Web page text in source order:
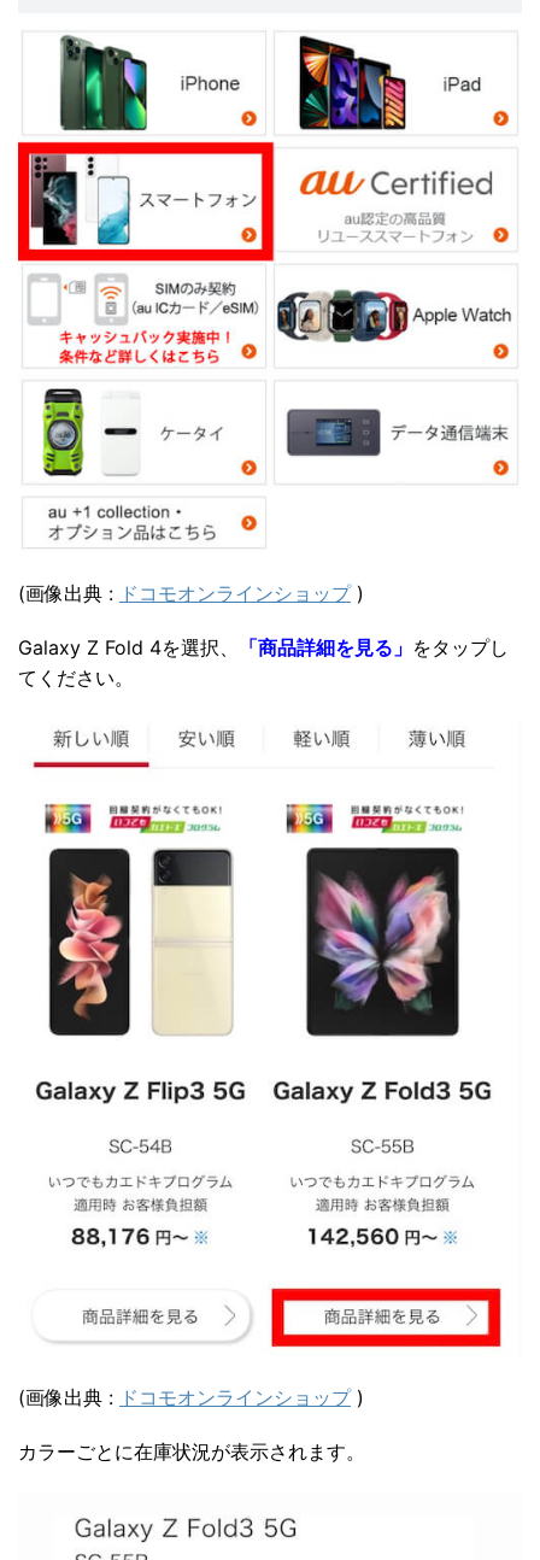
(画像出典 : ドコモオンラインショップ)
Galaxy Z Fold 4を選択、 「商品詳細を見る」 をタップし
てください。
(画像出典 : ドコモオンラインショップ)
カラーごとに在庫状況が表示されます。